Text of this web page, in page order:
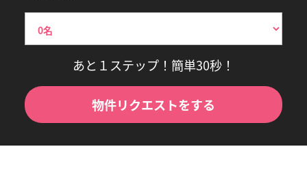
あと１ステップ！簡単30秒！
物件リクエストをする